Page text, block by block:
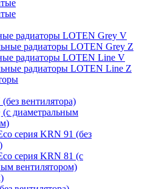
радиаторы LOTEN Grey V
радиаторы LOTEN Grey Z
радиаторы LOTEN Line V
радиаторы LOTEN Line Z
вентилятора)
диаметральным
серия KRN 91 (без
серия KRN 81 (с
вентилятором)